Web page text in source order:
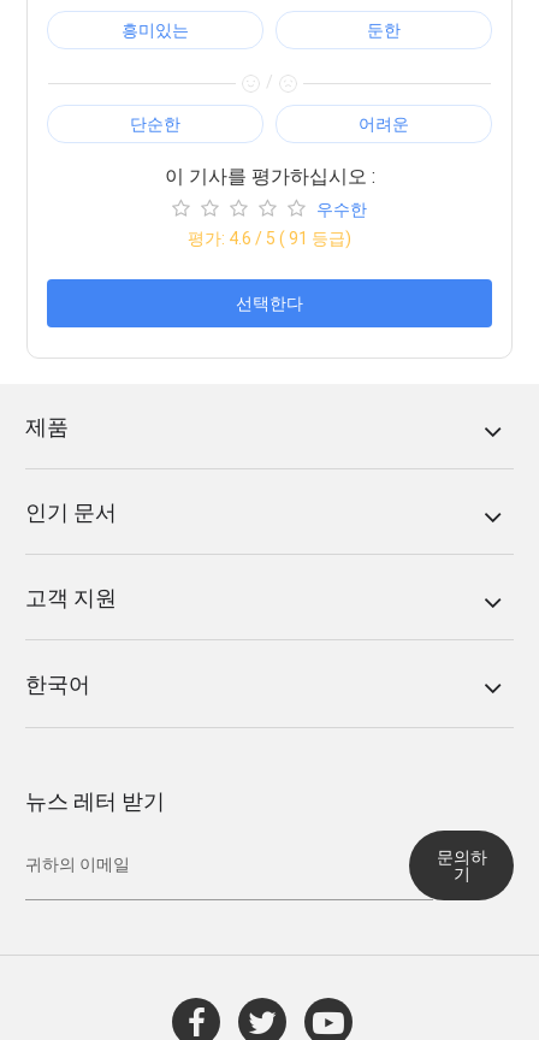
흥미있는 둔한
/
단순한 어려운
이 기사를 평가하십시오 :
우수한
평가: 4.6 / 5 ( 91 등급)
선택한다
제품
인기 문서
고객 지원
한국어
뉴스 레터 받기
문의하
기